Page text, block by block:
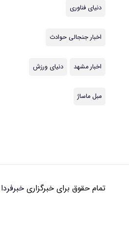
دنیای فناوری
اخبار جنجالی حوادث
اخبار مشهد دنیای ورزش
مبل ماساژ
تمام حقوق برای خبرگزاری خبرفردا